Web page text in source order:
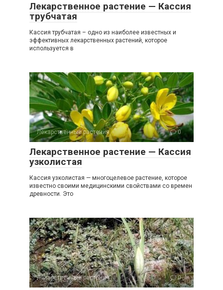
Лекарственное растение — Кассия
трубчатая
Кассия трубчатая – одно из наиболее известных и
эффективных лекарственных растений, которое
используется в
Лекарственные растения 0
Лекарственное растение — Кассия
узколистая
Кассия узколистая — многоцелевое растение, которое
известно своими медицинскими свойствами со времен
древности. Это
Лекарственные растения 0